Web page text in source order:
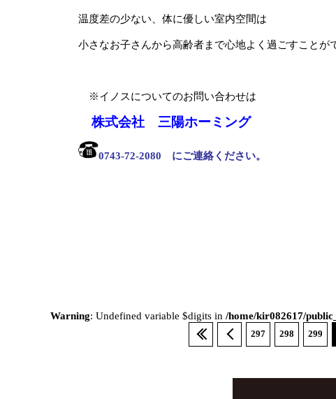
温度差の少ない、体に優しい室内空間は
小さなお子さんから高齢者まで心地よく過ごすことが
※イノスについてのお問い合わせは
株式会社 三陽ホーミング
0743-72-2080 にご連絡ください。
Warning: Undefined variable $digits in /home/kir082617/
297 298 299